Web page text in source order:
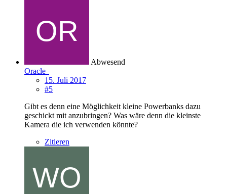
Abwesend
Oracle
15. Juli 2017
#5
Gibt es denn eine Möglichkeit kleine Powerbanks dazu
geschickt mit anzubringen? Was wäre denn die kleinste
Kamera die ich verwenden könnte?
Zitieren